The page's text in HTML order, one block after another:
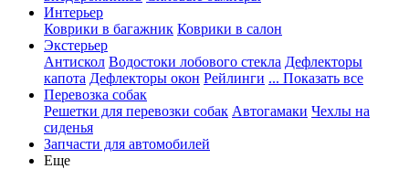
Интерьер
Коврики в багажник Коврики в салон
Экстерьер
Антискол Водостоки лобового стекла Дефлекторы
капота Дефлекторы окон Рейлинги ... Показать все
Перевозка собак
Решетки для перевозки собак Автогамаки Чехлы на
сиденья
Запчасти для автомобилей
Еще